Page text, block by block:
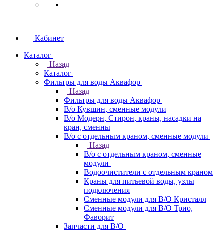
Кабинет
Каталог
Назад
Каталог
Фильтры для воды Аквафор
Назад
Фильтры для воды Аквафор
В/о Кувшин, сменные модули
В/о Модерн, Стирон, краны, насадки на
кран, сменны
В/о с отдельным краном, сменные модули
Назад
В/о с отдельным краном, сменные
модули
Водоочистители с отдельным краном
Краны для питьевой воды, узлы
подключения
Сменные модули для В/О Кристалл
Сменные модули для В/О Трио,
Фаворит
Запчасти для В/О